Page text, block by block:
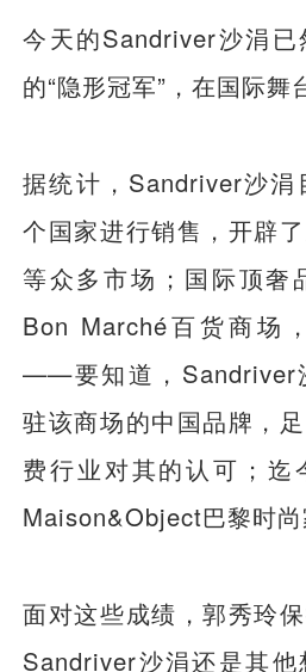
今天的Sandriver沙涓
的“隐形冠军”，在国际舞
据统计，Sandriver沙涓
个国家进行销售，开辟
等众多市场；国际顶奢
Bon Marché百货商场
——要知道，Sandriver
驻该商场的中国品牌，
费行业对其的认可；迄
Maison&Object巴黎时尚
面对这些成绩，郭秀玲
Sandriver沙涓还是其